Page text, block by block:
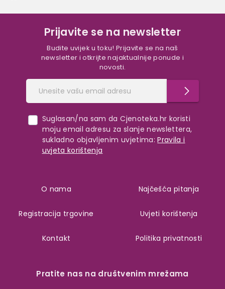
Prijavite se na newsletter
Budite uvijek u toku! Prijavite se na naš
newsletter i otkrijte najaktualnije ponude i
novosti.
Suglasan/na sam da Cjenoteka.hr koristi
moju email adresu za slanje newslettera,
sukladno objavljenim uvjetima: Pravila i
uvjeta korištenja
Pratite nas na društvenim mrežama
O nama
Registracija trgovine
Kontakt
Najčešća pitanja
Uvjeti korištenja
Politika privatnosti